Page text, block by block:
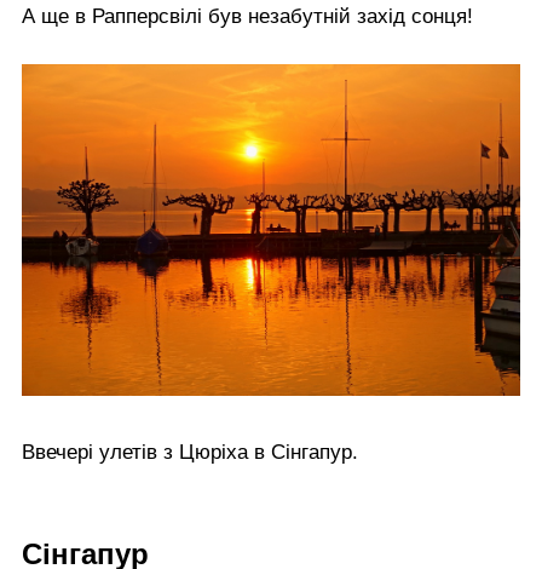
А ще в Рапперсвілі був незабутній захід сонця!
Ввечері улетів з Цюріха в Сінгапур.
Сінгапур